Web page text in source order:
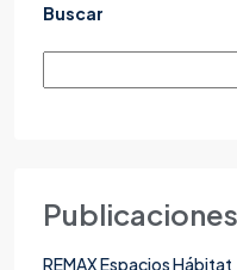
Buscar
REMAX Espacios Hábitat